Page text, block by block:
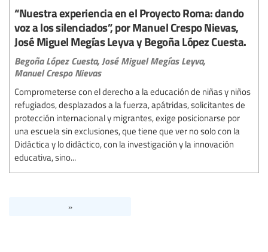
“Nuestra experiencia en el Proyecto Roma: dando
voz a los silenciados”, por Manuel Crespo Nievas,
José Miguel Megías Leyva y Begoña López Cuesta.
Begoña López Cuesta, José Miguel Megías Leyva,
Manuel Crespo Nievas
Comprometerse con el derecho a la educación de niñas y niños
refugiados, desplazados a la fuerza, apátridas, solicitantes de
protección internacional y migrantes, exige posicionarse por
una escuela sin exclusiones, que tiene que ver no solo con la
Didáctica y lo didáctico, con la investigación y la innovación
educativa, sino...
»